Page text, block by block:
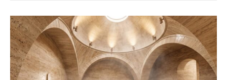
Сегодня инфракрасные сауны можно встретить не
только в частных домах. Их устанавливают в SPA-
центрах, фитнес-клубах, гостиницах, […]